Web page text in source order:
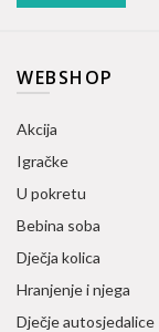
WEBSHOP
Akcija
Igračke
U pokretu
Bebina soba
Dječja kolica
Hranjenje i njega
Dječje autosjedalice